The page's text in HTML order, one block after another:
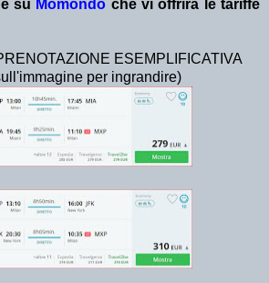
su Momondo che vi offrirà le tariffe
ESEMPLIFICATIVA
per ingrandire)